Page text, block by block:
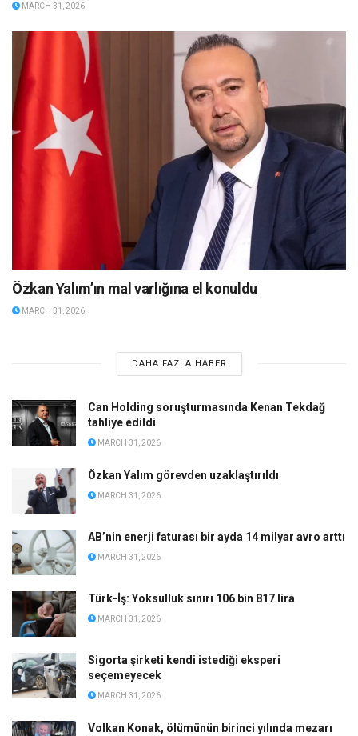
MARCH 31, 2026
Özkan Yalım’ın mal varlığına el konuldu
MARCH 31, 2026
DAHA FAZLA HABER
Can Holding soruşturmasında Kenan Tekdağ
tahliye edildi
MARCH 31, 2026
Özkan Yalım görevden uzaklaştırıldı
MARCH 31, 2026
AB’nin enerji faturası bir ayda 14 milyar avro arttı
MARCH 31, 2026
Türk-İş: Yoksulluk sınırı 106 bin 817 lira
MARCH 31, 2026
Sigorta şirketi kendi istediği eksperi
seçemeyecek
MARCH 31, 2026
Volkan Konak, ölümünün birinci yılında mezarı